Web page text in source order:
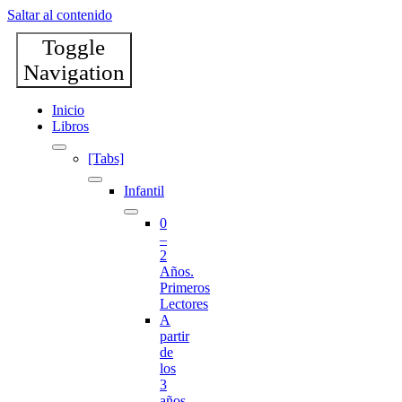
Saltar al contenido
Toggle
Navigation
Inicio
Libros
[Tabs]
Infantil
0
–
2
Años.
Primeros
Lectores
A
partir
de
los
3